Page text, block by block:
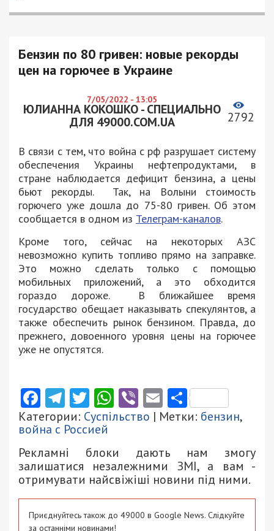
Бензин по 80 гривен: новые рекорды
цен на горючее в Украине
7/05/2022 - 13:05
ЮЛИАННА КОКОШКО - СПЕЦИАЛЬНО
ДЛЯ 49000.COM.UA
2792
В связи с тем, что война с рф разрушает систему
обеспечения Украины нефтепродуктами, в
стране наблюдается дефицит бензина, а цены
бьют рекорды. Так, на Волыни стоимость
горючего уже дошла до 75-80 гривен. Об этом
сообщается в одном из Телеграм-каналов.
Кроме того, сейчас на некоторых АЗС
невозможно купить топливо прямо на заправке.
Это можно сделать только с помощью
мобильных приложений, а это обходится
гораздо дороже. В ближайшее время
государство обещает наказывать спекулянтов, а
также обеспечить рынок бензином. Правда, до
прежнего, довоенного уровня цены на горючее
уже не опустятся.
Facebook
Telegram
Twitter
WhatsApp
ViberEmail
Категории: Суспільство | Метки: бензин,
война с Россией
Рекламні блоки дають нам змогу
залишатися незалежними ЗМІ, а вам -
отримувати найсвіжіші новини під ними.
Приєднуйтесь також до 49000 в Google News. Слідкуйте
за останніми новинами!